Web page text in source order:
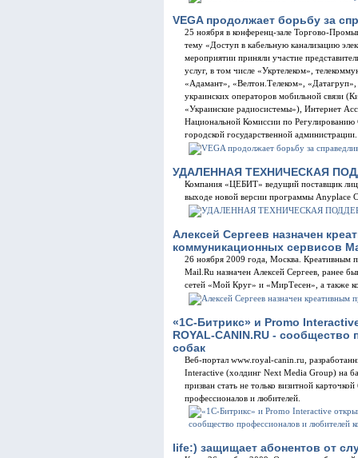
VEGA продолжает борьбу за
25 ноября в конференц-зале Торгово-
тему «Доступ в кабельную канализацию
мероприятии приняли участие
услуг, в том числе «Укртелеком»,
«Адамант», «Велтон.Телеком»,
украинских операторов мобильной связи
«Украинские радиосистемы»), Интернет
Национальной Комиссии по Регулированию
городской государственной администрации.
УДАЛЕННАЯ ТЕХНИЧЕСКАЯ
Компания «ЦЕБИТ» ведущий поставщик
выходе новой версии программы Anyplace
Алексей Сергеев назначен
коммуникационных сервисов
26 ноября 2009 года, Москва. Креативным
Mail.Ru назначен Алексей Сергеев, ранее
сетей «Мой Круг» и «МирТесен», а также
«1С-Битрикс» и Promo
ROYAL-CANIN.RU -
собак
Веб-портал www.royal-canin.ru,
Interactive (холдинг Next Media Group) на
призван стать не только визитной
профессионалов и любителей.
life:) защищает абонентов от